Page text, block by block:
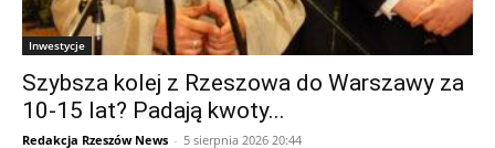
Inwestycje
Szybsza kolej z Rzeszowa do Warszawy za
10-15 lat? Padają kwoty...
Redakcja Rzeszów News - 5 sierpnia 2026 20:44